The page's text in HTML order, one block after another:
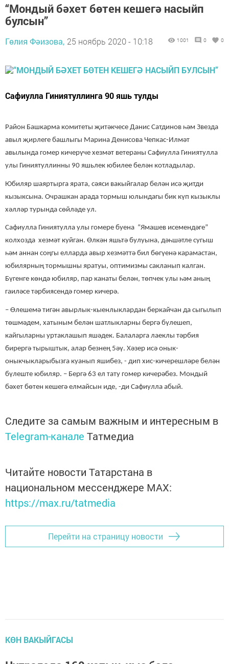
“Мондый бәхет бөтен кешегә насыйп
булсын”
Гөлия Фәизова, 25 ноябрь 2020 - 10:18 1001 0 0
Сафиулла Гиниятуллинга 90 яшь тулды
Район Башкарма комитеты җитәкчесе Данис Сатдинов һәм Звезда
авыл җирлеге башлыгы Марина Денисова Чепкас-Илмәт
авылында гомер кичерүче хезмәт ветераны Сафиулла Гиниятулла
улы Гиниятуллинны 90 яшьлек юбилее белән котладылар.
Юбиляр шаяртырга ярата, сәяси вакыйгалар белән исә җитди
кызыксына. Очрашкан арада тормыш юлындагы бик күп кызыклы
хәлләр турында сөйләде ул.
Сафиулла Гиниятулла улы гомере буена “Ямашев исемендәге”
колхозда хезмәт куйган. Өлкән яшьтә булуына, дәһшәтле сугыш
һәм аннан соңгы елларда авыр хезмәттә бил бөгүенә карамастан,
юбилярның тормышны яратуы, оптимизмы сакланып калган.
Бүгенге көндә юбиляр, пар канаты белән, төпчек улы һәм аның
гаиләсе тәрбиясендә гомер кичерә.
– Өлешемә тигән авырлык-кыенлыклардан беркайчан да сыгылып
төшмәдем, хатыным белән шатлыкларны бергә бүлешеп,
кайгыларны уртаклашып яшәдек. Балаларга лаеклы тәрбия
бирергә тырыштык, алар безнең 5әү. Хәзер исә онык-
оныкчыкларыбызга куанып яшибез, - дип хис-кичерешләре белән
бүлеште юбиляр. – Бергә 63 ел тату гомер кичерәбез. Мондый
бәхет бөтен кешегә елмайсын иде, -ди Сафиулла абый.
Следите за самым важным и интересным в
Telegram-канале Татмедиа
Читайте новости Татарстана в
национальном мессенджере MАХ:
https://max.ru/tatmedia
Перейти на страницу новости
КӨН ВАКЫЙГАСЫ